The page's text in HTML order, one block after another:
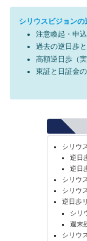
シリウスビジョン
注意喚起・申
過去の逆日歩
高額逆日歩（
東証と日証金
シリウ
逆日
逆日
シリウ
シリウ
逆日歩
シリ
週末
シリウ